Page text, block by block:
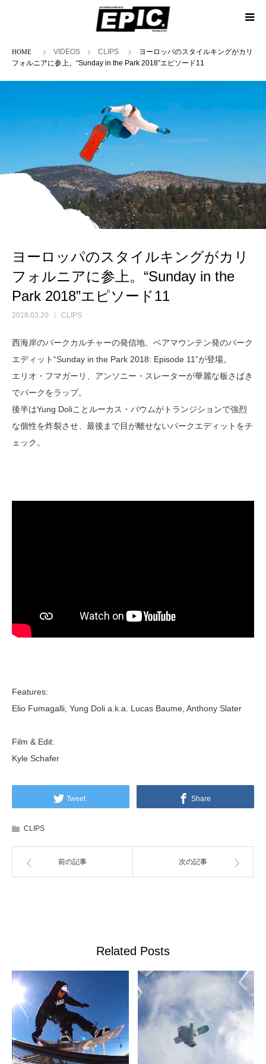
ホームVIDEOS CLIPS
ヨーロッパのスタイルキングがカリ
フォルニアに参上。“Sunday in the Park 2018”エピソード11
ヨーロッパのスタイルキングがカリ
フォルニアに参上。“Sunday in the
Park 2018”エピソード11
2018.03.20 CLIPS
西海岸のパークカルチャーの発信地、ベアマウンテン発のパーク
エディット“Sunday in the Park 2018: Episode 11”が登場。
エリオ・フマガーリ、アンソニー・スレーターが華麗な板さばき
でパークをラップ。
後半はYung Doliことルーカス・バウムがトランジションで強烈
な個性を炸裂させ、最後まで目が離せないパークエディットをチ
ェック。
Features:
Elio Fumagalli, Yung Doli a.k.a. Lucas Baume, Anthony Slater
Film & Edit:
Kyle Schafer
Tweet Share
CLIPS
前の記事 次の記事
Related Posts